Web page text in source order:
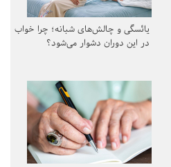
یائسگی و چالش‌های شبانه؛ چرا خواب
در این دوران دشوار می‌شود؟